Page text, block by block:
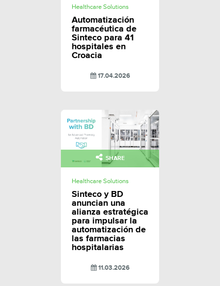
Healthcare Solutions
Automatización
farmacéutica de
Sinteco para 41
hospitales en
Croacia
17.04.2026
SHARE
Healthcare Solutions
Sinteco y BD
anuncian una
alianza estratégica
para impulsar la
automatización de
las farmacias
hospitalarias
11.03.2026